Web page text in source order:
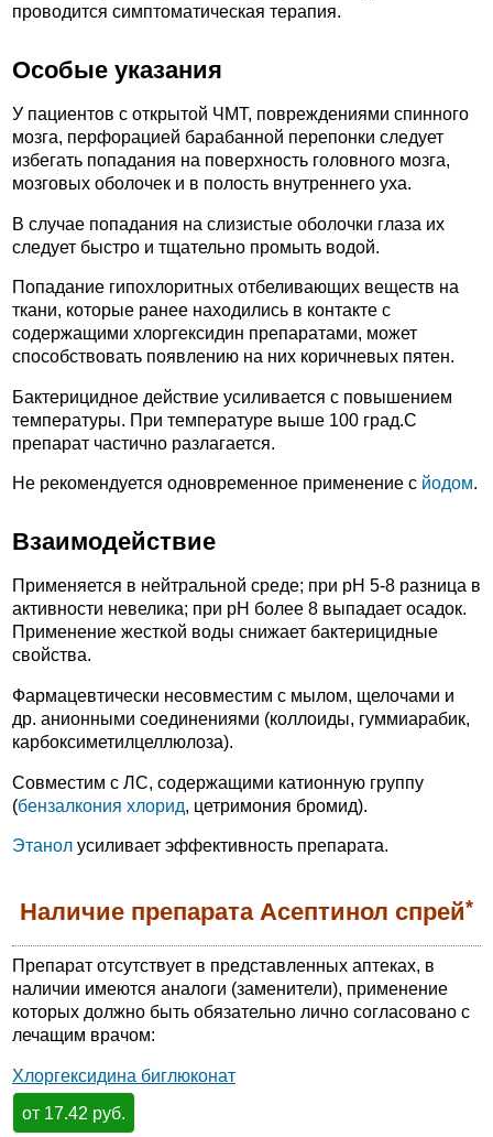
проводится симптоматическая терапия.
Особые указания
У пациентов с открытой ЧМТ, повреждениями спинного
мозга, перфорацией барабанной перепонки следует
избегать попадания на поверхность головного мозга,
мозговых оболочек и в полость внутреннего уха.
В случае попадания на слизистые оболочки глаза их
следует быстро и тщательно промыть водой.
Попадание гипохлоритных отбеливающих веществ на
ткани, которые ранее находились в контакте с
содержащими хлоргексидин препаратами, может
способствовать появлению на них коричневых пятен.
Бактерицидное действие усиливается с повышением
температуры. При температуре выше 100 град.С
препарат частично разлагается.
Не рекомендуется одновременное применение с йодом.
Взаимодействие
Применяется в нейтральной среде; при pH 5-8 разница в
активности невелика; при pH более 8 выпадает осадок.
Применение жесткой воды снижает бактерицидные
свойства.
Фармацевтически несовместим с мылом, щелочами и
др. анионными соединениями (коллоиды, гуммиарабик,
карбоксиметилцеллюлоза).
Совместим с ЛС, содержащими катионную группу
(бензалкония хлорид, цетримония бромид).
Этанол усиливает эффективность препарата.
Наличие препарата Асептинол спрей*
Препарат отсутствует в представленных аптеках, в
наличии имеются аналоги (заменители), применение
которых должно быть обязательно лично согласовано с
лечащим врачом:
Хлоргексидина биглюконат
от 17.42 руб.